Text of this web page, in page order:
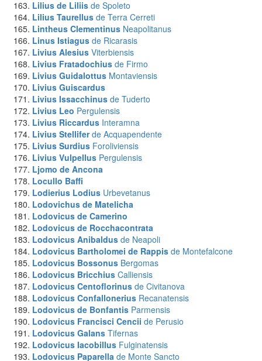
Lilius de Liliis de Spoleto
Lilius Taurellus de Terra Cerreti
Lintheus Clementinus Neapolitanus
Linus Istiagus de Ricarasis
Livius Alesius Viterbiensis
Livius Fratadochius de Firmo
Livius Guidalottus Montaviensis
Livius Guiscardus
Livius Issacchinus de Tuderto
Livius Leo Pergulensis
Livius Riccardus Interamna
Livius Stellifer de Acquapendente
Livius Surdius Foroliviensis
Livius Vulpellus Pergulensis
Ljomo de Ancona
Locullo Baffi
Lodierius Lodius Urbevetanus
Lodovichus de Matelicha
Lodovicus de Camerino
Lodovicus de Rocchacontrata
Lodovicus Anibaldus de Neapoli
Lodovicus Bartholomei de Rappis de Montefalcone
Lodovicus Bossonus Bergomas
Lodovicus Bricchius Calliensis
Lodovicus Centoflorinus de Civitanova
Lodovicus Confallonerius Recanatensis
Lodovicus de Bonfantis Parmensis
Lodovicus Francisci Cencii de Perusio
Lodovicus Galans Tifernas
Lodovicus Iacobillus Fulginatensis
Lodovicus Paparella de Monte Sancto